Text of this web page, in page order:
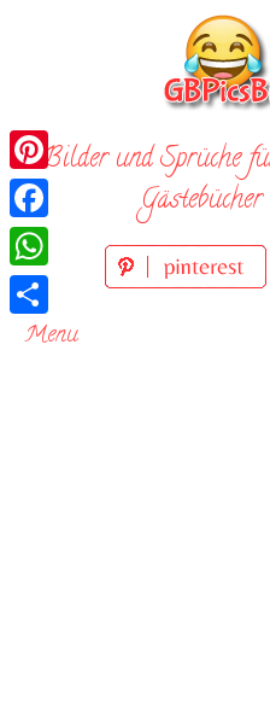
Bilder und Sprüche
Menu
Pinterest
Facebook
WhatsApp
Teilen